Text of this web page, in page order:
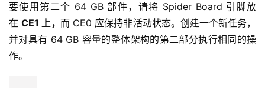
要使用第二个 64 GB 部件，请将 Spider Board 引脚放
在 CE1 上，而 CE0 应保持非活动状态。创建一个新任务，
并对具有 64 GB 容量的整体架构的第二部分执行相同的操
作。